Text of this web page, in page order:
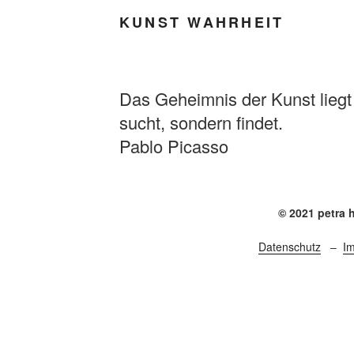
KUNST WAHRHEIT
Das Geheimnis der Kunst
sucht, sondern findet.
Pablo Picasso
© 2021 petra
Datenschutz –